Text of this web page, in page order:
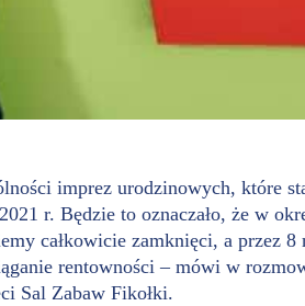
imprez urodzinowych, które
r. Będzie to oznaczało, że w
całkowicie zamknięci, a przez
rentowności – mówi w
Sal Zabaw Fikołki.